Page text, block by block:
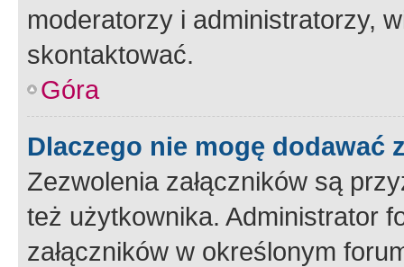
moderatorzy i administratorzy,
skontaktować.
Góra
Dlaczego nie mogę dodawać
Zezwolenia załączników są
też użytkownika. Administrator
załączników w określonym